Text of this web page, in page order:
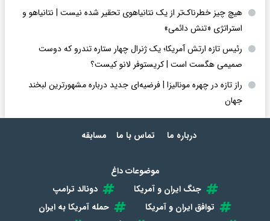
هیچ چیز خطرناک‌تر از یک نتانیاهوی تحقیر شده نیست | نتانیاهو و
استراتژی «تنش دائمی»
رئیس تازه ارتش آمریکا؛ یک ژنرال چهار ستاره تندرو که دوست
صمیمی هگست است | کریستوفر لانو کیست؟
راز تازه در چهره مونالیزا | فرضیه‌ای جدید درباره مشهورترین لبخند
جهان
درباره ما تماس با ما مسابقه
موضوعات داغ
جنگ ایران و آمریکا
دونالد ترامپ
توافق ایران و آمریکا
حمله آمریکا به ایران